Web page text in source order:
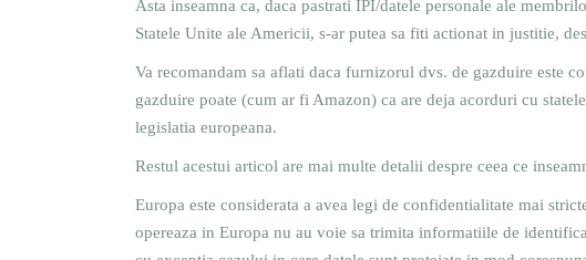
Asta inseamna ca, daca pastrati IPI/datele personale ale
Statele Unite ale Americii, s-ar putea sa fiti actionat in justitie,
Va recomandam sa aflati daca furnizorul dvs. de gazduire este
gazduire poate (cum ar fi Amazon) ca are deja acorduri cu
legislatia europeana.
Restul acestui articol are mai multe detalii despre ceea ce
Europa este considerata a avea legi de confidentialitate mai
opereaza in Europa nu au voie sa trimita informatiile de